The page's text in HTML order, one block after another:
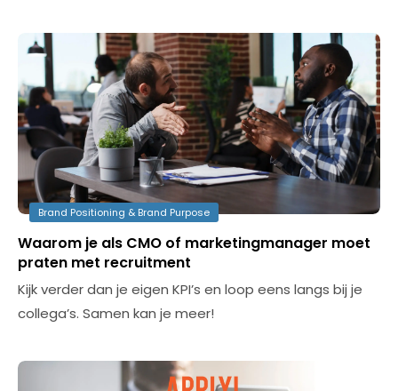
Brand Positioning & Brand Purpose
Waarom je als CMO of marketingmanager moet
praten met recruitment
Kijk verder dan je eigen KPI’s en loop eens langs bij je
collega’s. Samen kan je meer!